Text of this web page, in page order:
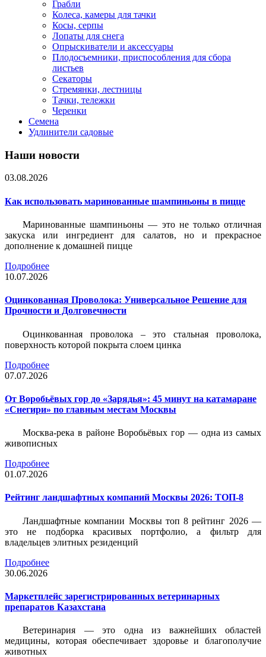
Грабли
Колеса, камеры для тачки
Косы, серпы
Лопаты для снега
Опрыскиватели и аксессуары
Плодосъемники, приспособления для сбора
листьев
Секаторы
Стремянки, лестницы
Тачки, тележки
Черенки
Семена
Удлинители садовые
Наши новости
03.08.2026
Как использовать маринованные шампиньоны в пицце
Маринованные шампиньоны — это не только отличная
закуска или ингредиент для салатов, но и прекрасное
дополнение к домашней пицце
Подробнее
10.07.2026
Оцинкованная Проволока: Универсальное Решение для
Прочности и Долговечности
Оцинкованная проволока – это стальная проволока,
поверхность которой покрыта слоем цинка
Подробнее
07.07.2026
От Воробьёвых гор до «Зарядья»: 45 минут на катамаране
«Снегири» по главным местам Москвы
Москва-река в районе Воробьёвых гор — одна из самых
живописных
Подробнее
01.07.2026
Рейтинг ландшафтных компаний Москвы 2026: ТОП-8
Ландшафтные компании Москвы топ 8 рейтинг 2026 —
это не подборка красивых портфолио, а фильтр для
владельцев элитных резиденций
Подробнее
30.06.2026
Маркетплейс зарегистрированных ветеринарных
препаратов Казахстана
Ветеринария — это одна из важнейших областей
медицины, которая обеспечивает здоровье и благополучие
животных